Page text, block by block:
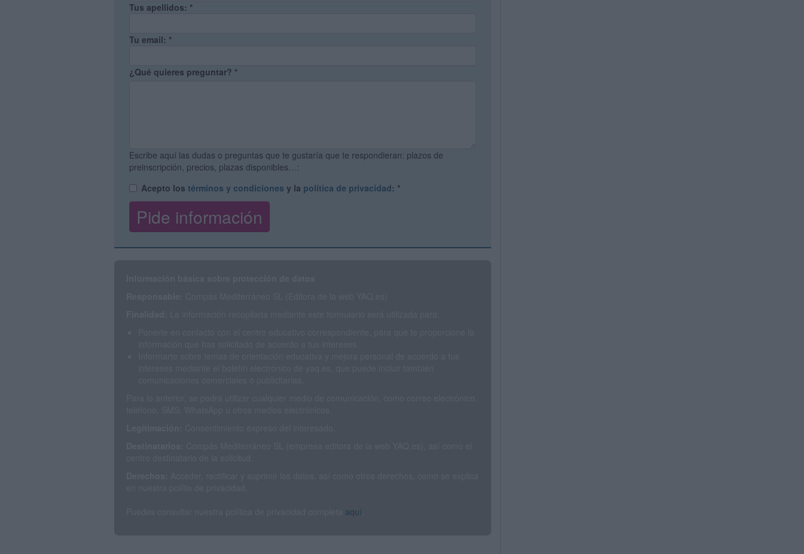
Tus apellidos: *
Tu email: *
¿Qué quieres preguntar? *
Escribe aquí las dudas o preguntas que te gustaría que te respondieran: plazos de
preinscripción, precios, plazas disponibles…:
Acepto los términos y condiciones y la política de privacidad: *
aquí